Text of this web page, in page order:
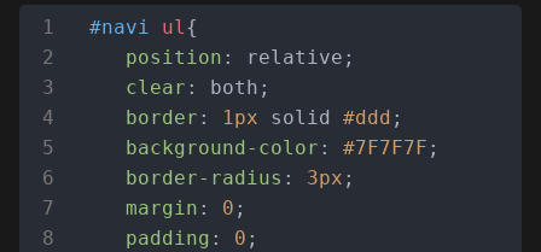
#navi ul{
position : relative;
clear : both;
border : 1px solid #ddd ;
background-color : #7F7F7F ;
border-radius : 3px ;
margin : 0 ;
padding : 0 ;